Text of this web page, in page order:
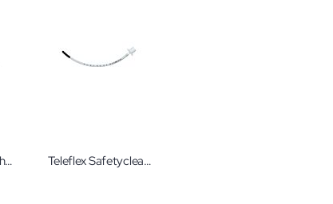
Teleflex AGT Trachealtubus nasal mit Auge Gr. 7,5 Nasaltubus zum Einmalgebrauch Teleflex Safetyclear Trachealtubus ohne Cuff mit Spitze 9,0 mm Einmaltubus Magill